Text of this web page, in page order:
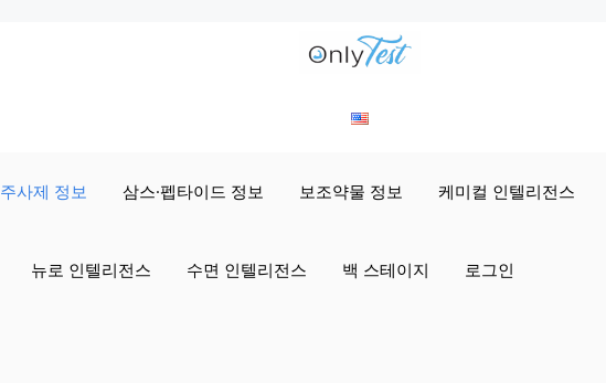
주사제 정보 삼스·펩타이드 정보 보조약물 정보 케미컬 인텔리전스
뉴로 인텔리전스 수면 인텔리전스 백 스테이지 로그인